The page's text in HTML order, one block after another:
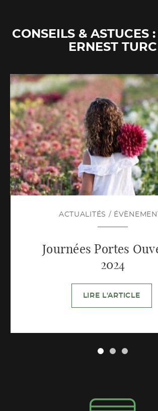
CONSEILS & ASTUCES
ERNEST TURC
ACTUALITÉS /
Journées Portes
2024
LIRE L'ARTICLE